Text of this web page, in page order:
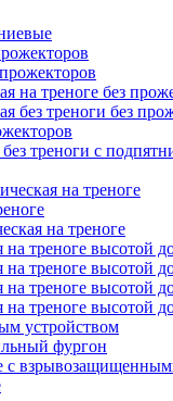
на треноге без
без треноги без
треноги с
на треноге
на треноге
на треноге высотой
на треноге высотой
на треноге высотой
на треноге высотой
устройством
фургон
с